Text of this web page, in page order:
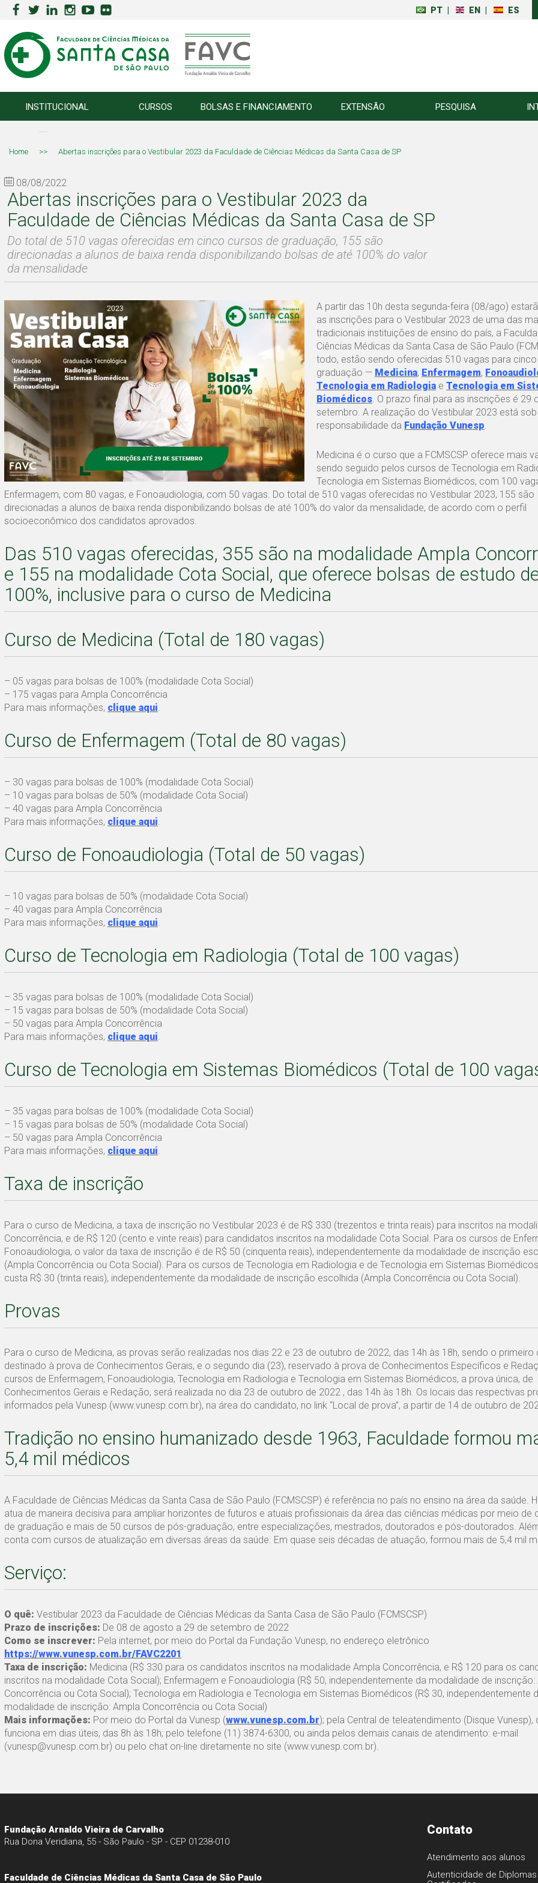
PT EN ES
INSTITUCIONAL CURSOS BOLSAS E FINANCIAMENTO EXTENSÃO PESQUISA
Home >> Abertas inscrições para o Vestibular 2023 da Faculdade de Ciências Médicas da Santa Casa de SP
08/08/2022
Abertas inscrições para o Vestibular 2023 da
Faculdade de Ciências Médicas da Santa Casa de SP
Do total de 510 vagas oferecidas em cinco cursos de graduação, 155 são
direcionadas a alunos de baixa renda disponibilizando bolsas de até 100% do valor
da mensalidade
A partir das 10h desta segunda-feira (08/ago)
as inscrições para o Vestibular 2023 de uma das
tradicionais instituições de ensino do país, a
Ciências Médicas da Santa Casa de São Paulo
todo, estão sendo oferecidas 510 vagas para
graduação — Medicina, Enfermagem,
Tecnologia em Radiologiae Tecnologia em
Biomédicos. O prazo final para as inscrições é 29
setembro. A realização do Vestibular 2023 está sob
responsabilidade da Fundação Vunesp.
Medicina é o curso que a FCMSCSP oferece mais
sendo seguido pelos cursos de Tecnologia em
Tecnologia em Sistemas Biomédicos, com 100
Enfermagem, com 80 vagas, e Fonoaudiologia, com 50 vagas. Do total de 510 vagas oferecidas no Vestibular 2023, 155 são
direcionadas a alunos de baixa renda disponibilizando bolsas de até 100% do valor da mensalidade, de acordo com o perfil
socioeconômico dos candidatos aprovados.
Das 510 vagas oferecidas, 355 são na modalidade Ampla
e 155 na modalidade Cota Social, que oferece bolsas de estudo
100%, inclusive para o curso de Medicina
Curso de Medicina (Total de 180 vagas)
– 05 vagas para bolsas de 100% (modalidade Cota Social)
– 175 vagas para Ampla Concorrência
Para mais informações, clique aqui.
Curso de Enfermagem (Total de 80 vagas)
– 30 vagas para bolsas de 100% (modalidade Cota Social)
– 10 vagas para bolsas de 50% (modalidade Cota Social)
– 40 vagas para Ampla Concorrência
Para mais informações, clique aqui.
Curso de Fonoaudiologia (Total de 50 vagas)
– 10 vagas para bolsas de 50% (modalidade Cota Social)
– 40 vagas para Ampla Concorrência
Para mais informações, clique aqui.
Curso de Tecnologia em Radiologia (Total de 100 vagas)
– 35 vagas para bolsas de 100% (modalidade Cota Social)
– 15 vagas para bolsas de 50% (modalidade Cota Social)
– 50 vagas para Ampla Concorrência
Para mais informações, clique aqui.
Curso de Tecnologia em Sistemas Biomédicos (Total de 100
– 35 vagas para bolsas de 100% (modalidade Cota Social)
– 15 vagas para bolsas de 50% (modalidade Cota Social)
– 50 vagas para Ampla Concorrência
Para mais informações, clique aqui.
Taxa de inscrição
Para o curso de Medicina, a taxa de inscrição no Vestibular 2023 é de R$ 330 (trezentos e trinta reais) para inscritos na
Concorrência, e de R$ 120 (cento e vinte reais) para candidatos inscritos na modalidade Cota Social. Para os cursos de
Fonoaudiologia, o valor da taxa de inscrição é de R$ 50 (cinquenta reais), independentemente da modalidade de inscrição
(Ampla Concorrência ou Cota Social). Para os cursos de Tecnologia em Radiologia e de Tecnologia em Sistemas
custa R$ 30 (trinta reais), independentemente da modalidade de inscrição escolhida (Ampla Concorrência ou Cota Social).
Provas
Para o curso de Medicina, as provas serão realizadas nos dias 22 e 23 de outubro de 2022, das 14h às 18h, sendo o primeiro
destinado à prova de Conhecimentos Gerais, e o segundo dia (23), reservado à prova de Conhecimentos Específicos e
cursos de Enfermagem, Fonoaudiologia, Tecnologia em Radiologia e Tecnologia em Sistemas Biomédicos, a prova única, de
Conhecimentos Gerais e Redação, será realizada no dia 23 de outubro de 2022 , das 14h às 18h. Os locais das respectivas
informados pela Vunesp (www.vunesp.com.br), na área do candidato, no link “Local de prova”, a partir de 14 de outubro de
Tradição no ensino humanizado desde 1963, Faculdade formou
5,4 mil médicos
A Faculdade de Ciências Médicas da Santa Casa de São Paulo (FCMSCSP) é referência no país no ensino na área da saúde.
atua de maneira decisiva para ampliar horizontes de futuros e atuais profissionais da área das ciências médicas por meio de
de graduação e mais de 50 cursos de pós-graduação, entre especializações, mestrados, doutorados e pós-doutorados.
conta com cursos de atualização em diversas áreas da saúde. Em quase seis décadas de atuação, formou mais de 5,4 mil
Serviço:
O quê: Vestibular 2023 da Faculdade de Ciências Médicas da Santa Casa de São Paulo (FCMSCSP)
Prazo de inscrições: De 08 de agosto a 29 de setembro de 2022
Como se inscrever: Pela internet, por meio do Portal da Fundação Vunesp, no endereço eletrônico
https://www.vunesp.com.br/FAVC2201.
Taxa de inscrição: Medicina (R$ 330 para os candidatos inscritos na modalidade Ampla Concorrência, e R$ 120 para os
inscritos na modalidade Cota Social); Enfermagem e Fonoaudiologia (R$ 50, independentemente da modalidade de inscrição:
Concorrência ou Cota Social); Tecnologia em Radiologia e Tecnologia em Sistemas Biomédicos (R$ 30, independentemente
modalidade de inscrição: Ampla Concorrência ou Cota Social)
Mais informações: Por meio do Portal da Vunesp (www.vunesp.com.br); pela Central de teleatendimento (Disque Vunesp),
funciona em dias úteis, das 8h às 18h; pelo telefone (11) 3874-6300, ou ainda pelos demais canais de atendimento: e-mail
(vunesp@vunesp.com.br) ou pelo chat on-line diretamente no site (www.vunesp.com.br).
Fundação Arnaldo Vieira de Carvalho
Rua Dona Veridiana, 55 - São Paulo - SP - CEP 01238-010
Faculdade de Ciências Médicas da Santa Casa de São Paulo
Contato
Atendimento aos alunos
Autenticidade de